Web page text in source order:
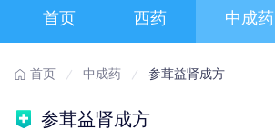
首页 西药 中成药
首页 中成药 参茸益肾成方
参茸益肾成方